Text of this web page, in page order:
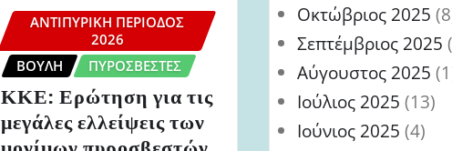
ΑΝΤΙΠΥΡΙΚΉ ΠΕΡΊΟΔΟΣ
2026
ΒΟΥΛΉ
ΠΥΡΟΣΒΈΣΤΕΣ
ΚΚΕ: Ερώτηση για τις
μεγάλες ελλείψεις των
Οκτώβριος 2025
Σεπτέμβριος 2025
Αύγουστος 2025
Ιούλιος 2025 (13)
Ιούνιος 2025 (4)